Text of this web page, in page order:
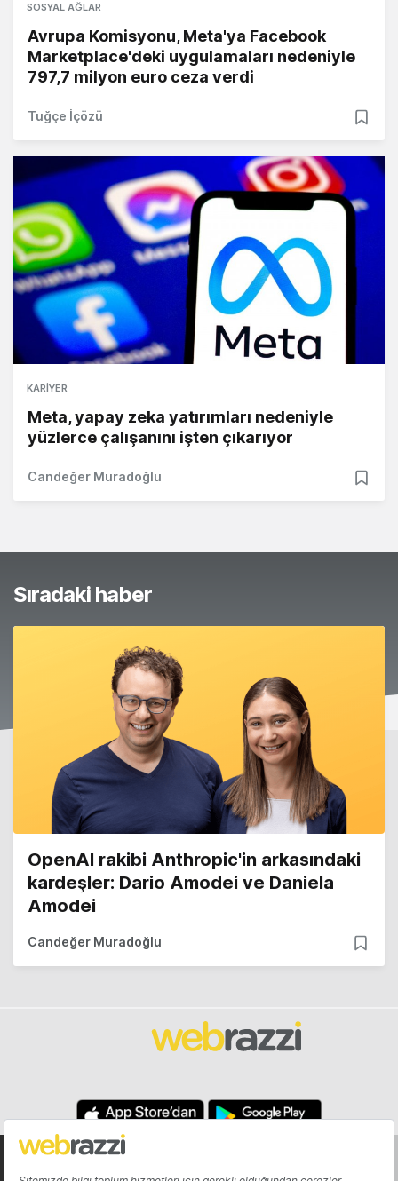
SOSYAL AĞLAR
Avrupa Komisyonu, Meta'ya Facebook
Marketplace'deki uygulamaları nedeniyle
797,7 milyon euro ceza verdi
Tuğçe İçözü
KARIYER
Meta, yapay zeka yatırımları nedeniyle
yüzlerce çalışanını işten çıkarıyor
Candeğer Muradoğlu
Sıradaki haber
OpenAI rakibi Anthropic'in arkasındaki
kardeşler: Dario Amodei ve Daniela
Amodei
Candeğer Muradoğlu